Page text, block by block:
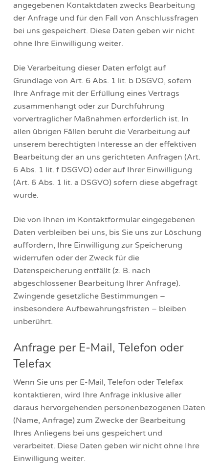
angegebenen Kontaktdaten zwecks Bearbeitung
der Anfrage und für den Fall von Anschlussfragen
bei uns gespeichert. Diese Daten geben wir nicht
ohne Ihre Einwilligung weiter.
Die Verarbeitung dieser Daten erfolgt auf
Grundlage von Art. 6 Abs. 1 lit. b DSGVO, sofern
Ihre Anfrage mit der Erfüllung eines Vertrags
zusammenhängt oder zur Durchführung
vorvertraglicher Maßnahmen erforderlich ist. In
allen übrigen Fällen beruht die Verarbeitung auf
unserem berechtigten Interesse an der effektiven
Bearbeitung der an uns gerichteten Anfragen (Art.
6 Abs. 1 lit. f DSGVO) oder auf Ihrer Einwilligung
(Art. 6 Abs. 1 lit. a DSGVO) sofern diese abgefragt
wurde.
Die von Ihnen im Kontaktformular eingegebenen
Daten verbleiben bei uns, bis Sie uns zur Löschung
auffordern, Ihre Einwilligung zur Speicherung
widerrufen oder der Zweck für die
Datenspeicherung entfällt (z. B. nach
abgeschlossener Bearbeitung Ihrer Anfrage).
Zwingende gesetzliche Bestimmungen –
insbesondere Aufbewahrungsfristen – bleiben
unberührt.
Anfrage per E-Mail, Telefon oder
Telefax
Wenn Sie uns per E-Mail, Telefon oder Telefax
kontaktieren, wird Ihre Anfrage inklusive aller
daraus hervorgehenden personenbezogenen Daten
(Name, Anfrage) zum Zwecke der Bearbeitung
Ihres Anliegens bei uns gespeichert und
verarbeitet. Diese Daten geben wir nicht ohne Ihre
Einwilligung weiter.